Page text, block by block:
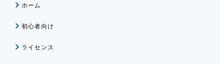
ホーム
初心者向け
ライセンス